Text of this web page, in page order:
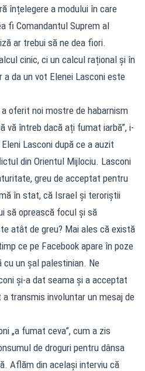
înțelegere a modului în care
fi Comandantul Suprem al
ar trebui să ne dea fiori.
cinic, ci un calcul rațional și în
da un vot Elenei Lasconi este
oferit noi mostre de habarnism
vă întreb dacă ați fumat iarbă”, i-
Lasconi după ce a auzit
din Orientul Mijlociu. Lasconi
greu de acceptat pentru
în stat, că Israel și teroriștii
să oprească focul și să
atât de greu? Mai ales că există
ce pe Facebook apare în poze
un șal palestinian. Ne
și-a dat seama și a acceptat
transmis involuntar un mesaj de
„a fumat ceva”, cum a zis
de droguri pentru dânsa
Aflăm din același interviu că